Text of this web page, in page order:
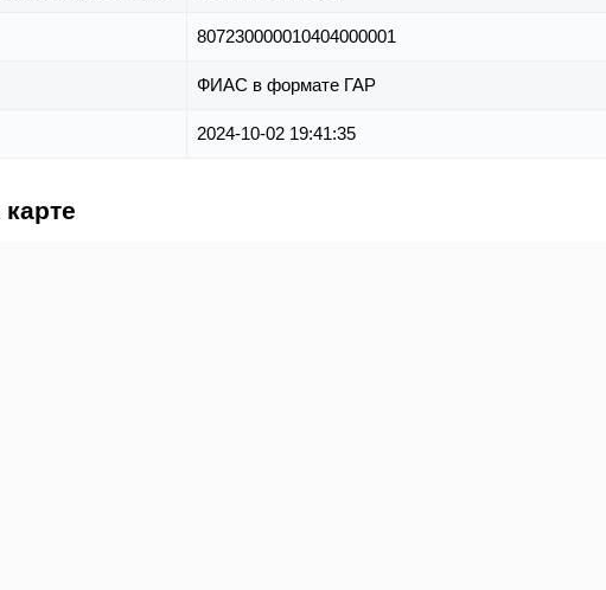
807230000010404000001
ФИАС в формате ГАР
2024-10-02 19:41:35